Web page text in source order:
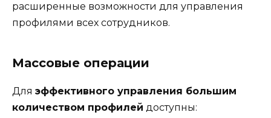
расширенные возможности для управления
профилями всех сотрудников.
Массовые операции
Для эффективного управления большим
количеством профилей доступны: